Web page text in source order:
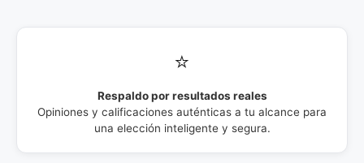
⭐
Respaldo por resultados reales
Opiniones y calificaciones auténticas a tu alcance para
una elección inteligente y segura.